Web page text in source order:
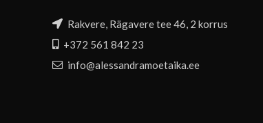
Rakvere, Rägavere tee 46, 2 korrus
+372 561 842 23
info@alessandramoetaika.ee